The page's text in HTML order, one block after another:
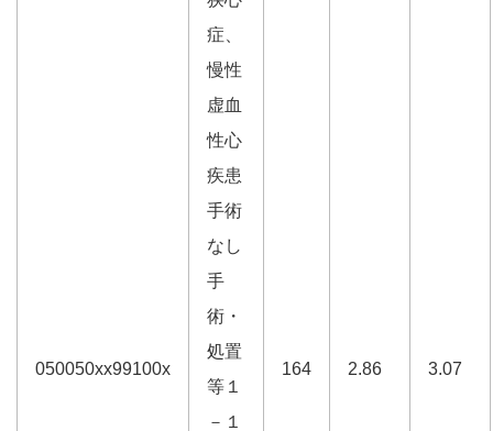
050050xx99100x
症、
慢性
虚血
性心
疾患
手術
なし
手
術・
処置
等１
－１
164 2.86 3.07